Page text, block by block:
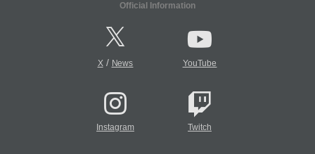
Official Information
X/ News YouTube
Instagram Twitch